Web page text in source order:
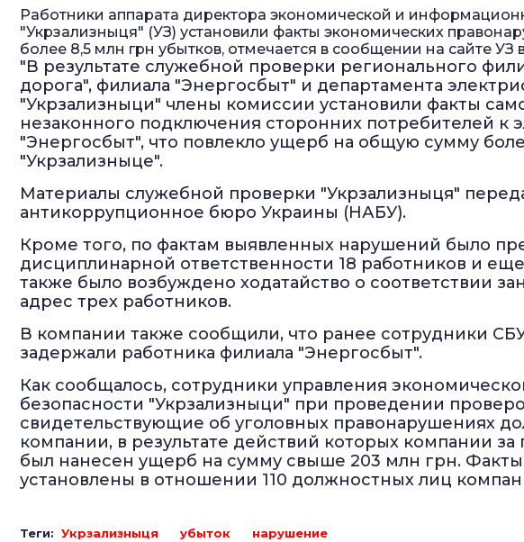
Работники аппарата директора экономической и
"Укрзализныця" (УЗ) установили факты экономических
более 8,5 млн грн убытков, отмечается в сообщении на сайте УЗ
"В результате служебной проверки регионального
дорога", филиала "Энергосбыт" и департамента
"Укрзализныци" члены комиссии установили факты
незаконного подключения сторонних потребителей к
"Энергосбыт", что повлекло ущерб на общую сумму
"Укрзализныце".
Материалы служебной проверки "Укрзализныця"
антикоррупционное бюро Украины (НАБУ).
Кроме того, по фактам выявленных нарушений было
дисциплинарной ответственности 18 работников и
также было возбуждено ходатайство о соответствии
адрес трех работников.
В компании также сообщили, что ранее сотрудники
задержали работника филиала "Энергосбыт".
Как сообщалось, сотрудники управления
безопасности "Укрзализныци" при проведении
свидетельствующие об уголовных правонарушениях
компании, в результате действий которых компании за
был нанесен ущерб на сумму свыше 203 млн грн.
установлены в отношении 110 должностных лиц
Теги: Укрзализныця убыток нарушение